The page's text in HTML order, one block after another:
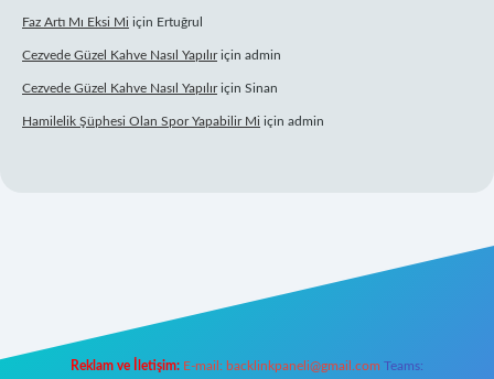
Faz Artı Mı Eksi Mi için Ertuğrul
Cezvede Güzel Kahve Nasıl Yapılıriçin admin
Cezvede Güzel Kahve Nasıl Yapılıriçin Sinan
Hamilelik Şüphesi Olan Spor Yapabilir Mi için admin
Reklam ve İletişim: E-mail: backlinkpaneli@gmail.com Teams: